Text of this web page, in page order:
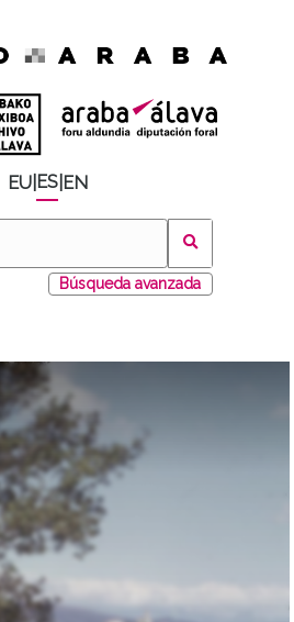
EU ES EN
Búsqueda avanzada